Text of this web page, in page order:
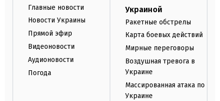
Главные новости
Новости Украины
Прямой эфир
Видеоновости
Аудионовости
Погода
Украиной
Ракетные обстрелы
Карта боевых действий
Мирные переговоры
Воздушная тревога в
Украине
Массированная атака по
Украине